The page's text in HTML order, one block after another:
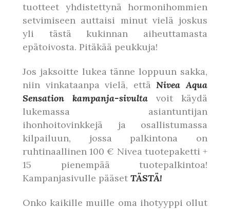
tuotteet yhdistettynä hormonihommien
setvimiseen auttaisi minut vielä joskus
yli tästä kukinnan aiheuttamasta
epätoivosta. Pitäkää peukkuja!
Jos jaksoitte lukea tänne loppuun sakka,
niin vinkataanpa vielä, ettäNivea Aqua
Sensation kampanja-sivulta voit käydä
lukemassa asiantuntijan
ihonhoitovinkkejä ja osallistumassa
kilpailuun, jossa palkintona on
ruhtinaallinen 100 € Nivea tuotepaketti +
15 pienempää tuotepalkintoa!
Kampanjasivulle pääset TÄSTÄ!
Onko kaikille muille oma ihotyyppi ollut